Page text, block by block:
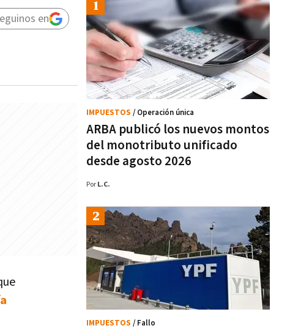
en
ARBA publicó los nuevos montos
del monotributo unificado
desde agosto 2026
IMPUESTOS / Operación única
Por L.C.
IMPUESTOS / Fallo